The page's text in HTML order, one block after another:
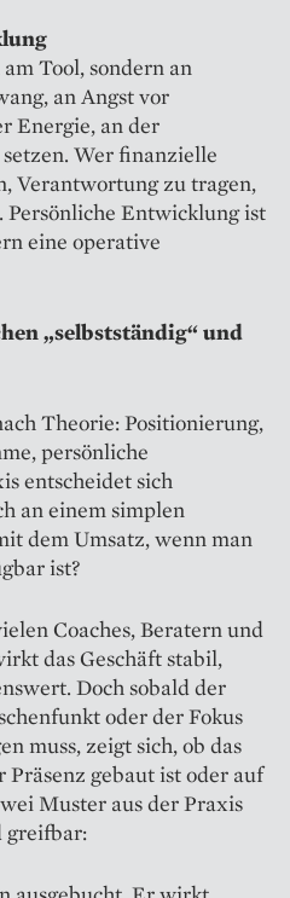
Tool, sondern an
an Angst vor
Energie, an der
Wer finanzielle
Verantwortung zu tragen,
Persönliche Entwicklung ist
eine operative
„selbstständig“ und
Theorie: Positionierung,
persönliche
entscheidet sich
an einem simplen
dem Umsatz, wenn man
ist?
Coaches, Beratern und
das Geschäft stabil,
Doch sobald der
oder der Fokus
muss, zeigt sich, ob das
Präsenz gebaut ist oder auf
Muster aus der Praxis
greifbar: